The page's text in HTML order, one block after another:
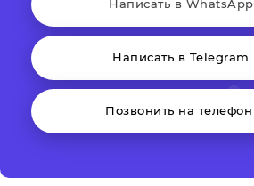
Написать в WhatsApp
Написать в Telegram
Позвонить на телефон